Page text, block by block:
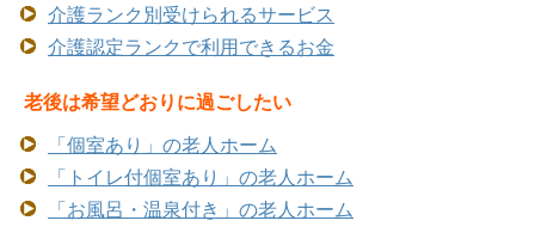
介護ランク別受けられるサービス
介護認定ランクで利用できるお金
老後は希望どおりに過ごしたい
「個室あり」の老人ホーム
「トイレ付個室あり」の老人ホーム
「お風呂・温泉付き」の老人ホーム